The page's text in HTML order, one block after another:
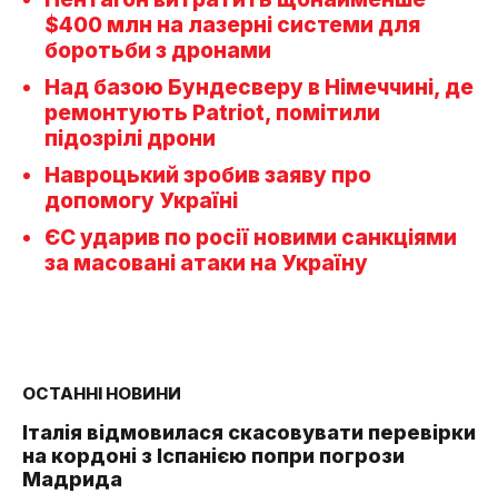
$400 млн на лазерні системи для
боротьби з дронами
Над базою Бундесверу в Німеччині, де
ремонтують Patriot, помітили
підозрілі дрони
Навроцький зробив заяву про
допомогу Україні
ЄС ударив по росії новими санкціями
за масовані атаки на Україну
ОСТАННІ НОВИНИ
Італія відмовилася скасовувати перевірки
на кордоні з Іспанією попри погрози
Мадрида